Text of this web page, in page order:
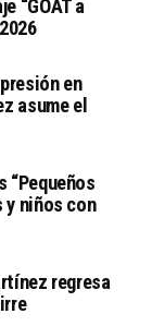
“GOAT a
en
asume el
“Pequeños
y niños con
regresa